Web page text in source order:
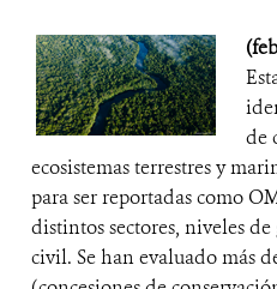
de
ecosistemas terrestres y
para ser reportadas como
distintos sectores, niveles
civil. Se han evaluado más